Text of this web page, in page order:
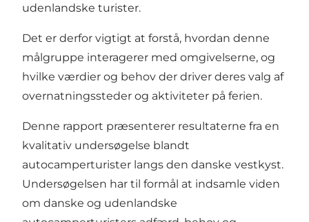
udenlandske turister.
Det er derfor vigtigt at forstå, hvordan denne
målgruppe interagerer med omgivelserne, og
hvilke værdier og behov der driver deres valg af
overnatningssteder og aktiviteter på ferien.
Denne rapport præsenterer resultaterne fra en
kvalitativ undersøgelse blandt
autocamperturister langs den danske vestkyst.
Undersøgelsen har til formål at indsamle viden
om danske og udenlandske